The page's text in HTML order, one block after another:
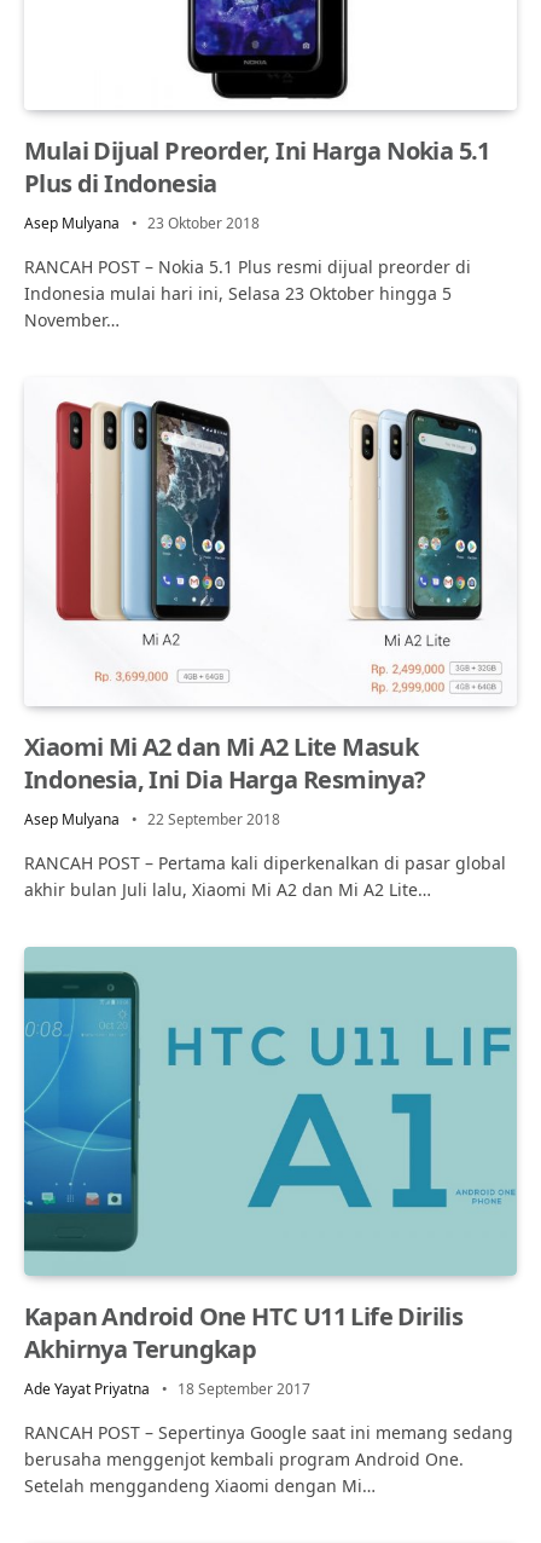
Mulai Dijual Preorder, Ini Harga Nokia 5.1
Plus di Indonesia
Asep Mulyana 23 Oktober 2018
RANCAH POST – Nokia 5.1 Plus resmi dijual preorder di
Indonesia mulai hari ini, Selasa 23 Oktober hingga 5
November…
Xiaomi Mi A2 dan Mi A2 Lite Masuk
Indonesia, Ini Dia Harga Resminya?
Asep Mulyana 22 September 2018
RANCAH POST – Pertama kali diperkenalkan di pasar global
akhir bulan Juli lalu, Xiaomi Mi A2 dan Mi A2 Lite…
Kapan Android One HTC U11 Life Dirilis
Akhirnya Terungkap
Ade Yayat Priyatna 18 September 2017
RANCAH POST – Sepertinya Google saat ini memang sedang
berusaha menggenjot kembali program Android One.
Setelah menggandeng Xiaomi dengan Mi…